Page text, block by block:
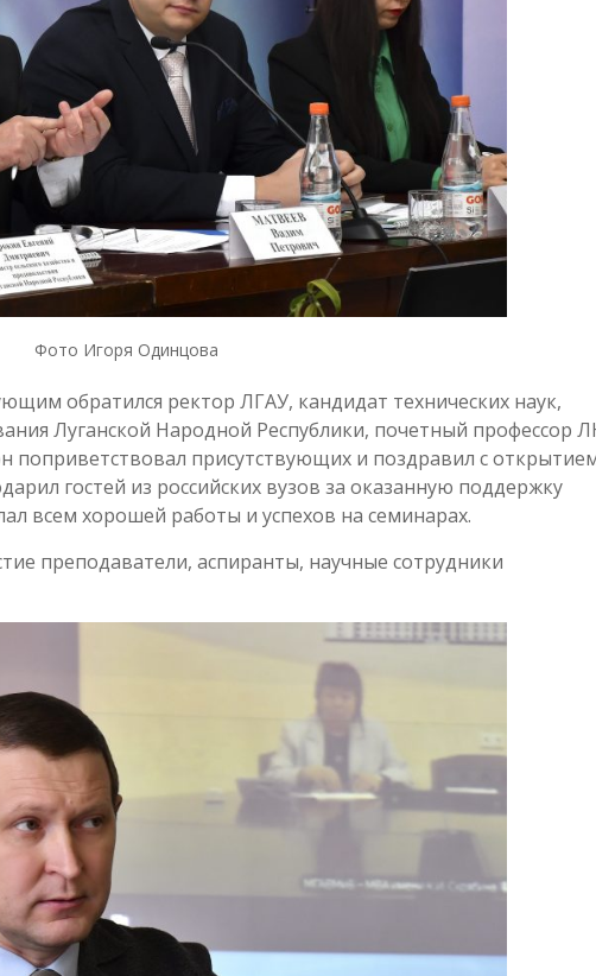
Фото Игоря Одинцова
обратился ректор ЛГАУ, кандидат технических наук,
Луганской Народной Республики, почетный профессор
поприветствовал присутствующих и поздравил с
гостей из российских вузов за оказанную поддержку
всем хорошей работы и успехов на семинарах.
преподаватели, аспиранты, научные сотрудники